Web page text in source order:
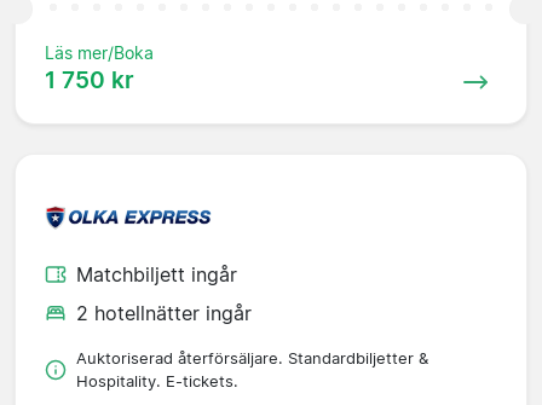
Läs mer/Boka
1 750 kr
Matchbiljett ingår
2 hotellnätter ingår
Auktoriserad återförsäljare. Standardbiljetter &
Hospitality. E-tickets.